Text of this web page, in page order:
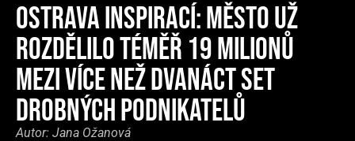
OSTRAVA INSPIRACÍ: MĚSTO UŽ
ROZDĚLILO TÉMĚŘ 19 MILIONŮ
MEZI VÍCE NEŽ DVANÁCT SET
DROBNÝCH PODNIKATELŮ
Autor: Jana Ožanová